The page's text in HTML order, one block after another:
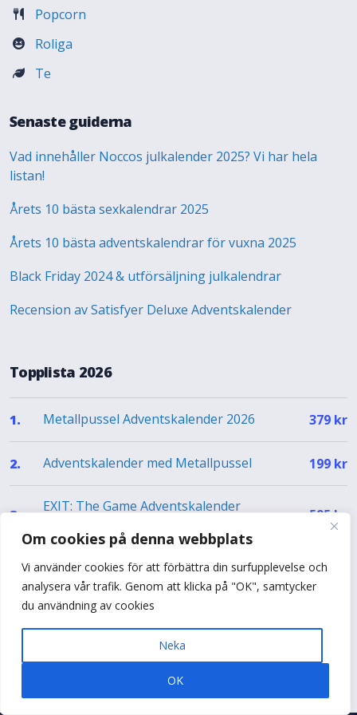
Om cookies på denna webbplats
Vi använder cookies för att förbättra din surfupplevelse och
analysera vår trafik. Genom att klicka på "OK", samtycker
du användning av cookies
Neka
OK
Popcorn
Roliga
Te
Senaste guiderna
Vad innehåller Noccos julkalender 2025? Vi har hela
listan!
Årets 10 bästa sexkalendrar 2025
Årets 10 bästa adventskalendrar för vuxna 2025
Black Friday 2024 & utförsäljning julkalendrar
Recension av Satisfyer Deluxe Adventskalender
Topplista 2026
1. Metallpussel Adventskalender 2026 379 kr
2. Adventskalender med Metallpussel 199 kr
3.
EXIT: The Game Adventskalender
595kr
Heart For Heart Julkalender 1 795
EXIT Julkalender – The Silent Storm (EN)